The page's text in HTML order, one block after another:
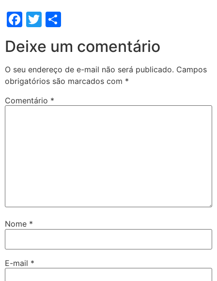
Facebook
Twitter
Deixe um comentário
O seu endereço de e-mail não será publicado. Campos
obrigatórios são marcados com *
Comentário *
Nome *
E-mail *